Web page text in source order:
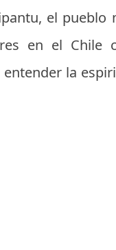
el
en el Chile
la